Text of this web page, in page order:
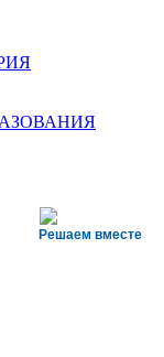
Решаем вместе